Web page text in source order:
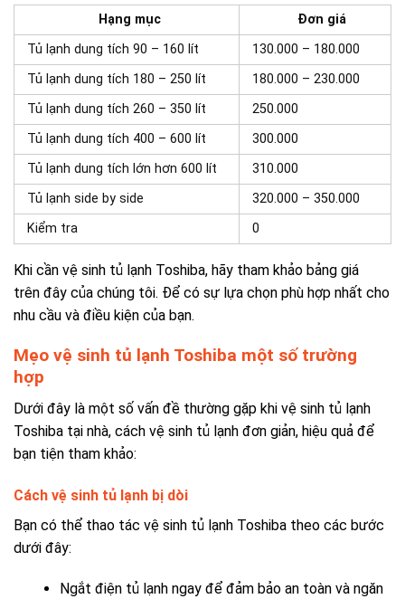
Hạng mục
Đơn giá
Tủ lạnh dung tích 90 – 160 lít
130.000 – 180.000
Tủ lạnh dung tích 180 – 250 lít
180.000 – 230.000
Tủ lạnh dung tích 260 – 350 lít
250.000
Tủ lạnh dung tích 400 – 600 lít
300.000
Tủ lạnh dung tích lớn hơn 600 lít
310.000
Tủ lạnh side by side
320.000 – 350.000
Kiểm tra
0
Khi cần vệ sinh tủ lạnh Toshiba, hãy tham khảo bảng giá
trên đây của chúng tôi. Để có sự lựa chọn phù hợp nhất cho
nhu cầu và điều kiện của bạn.
Mẹo vệ sinh tủ lạnh Toshiba một số trường
hợp
Dưới đây là một số vấn đề thường gặp khi vệ sinh tủ lạnh
Toshiba tại nhà, cách vệ sinh tủ lạnh đơn giản, hiệu quả để
bạn tiện tham khảo:
Cách vệ sinh tủ lạnh bị dòi
Bạn có thể thao tác vệ sinh tủ lạnh Toshiba theo các bước
dưới đây:
Ngắt điện tủ lạnh ngay để đảm bảo an toàn và ngăn